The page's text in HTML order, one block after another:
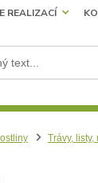
REALIZACÍ
Trávy, listy,